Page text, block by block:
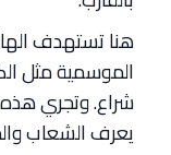
هنا تستهدف
الموسمية مثل
شراع. وتجري هذه
يعرف الشعاب